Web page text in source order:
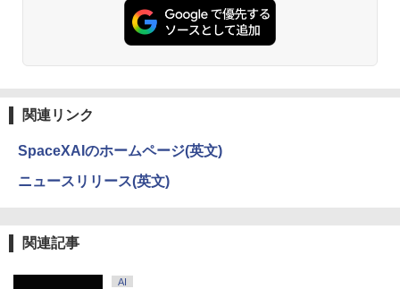
関連リンク
SpaceXAIのホームページ(英文)
ニュースリリース(英文)
関連記事
AI